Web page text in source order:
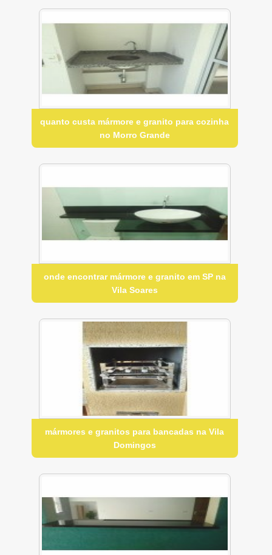
quanto custa mármore e granito para cozinha
no Morro Grande
onde encontrar mármore e granito em SP na
Vila Soares
mármores e granitos para bancadas na Vila
Domingos